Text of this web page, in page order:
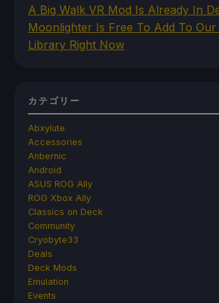
A Big Walk VR Mod Is Already In
Moonlighter Is Free To Add To Our
Library Right Now
カテゴリー
Abxylute
Accessories
Anbernic
Android
ASUS ROG Ally
ROG Xbox Ally
Classics on Deck
Community
Cryobyte33
Deals
Deck Mods
Emulation
Events